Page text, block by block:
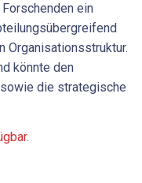
ein
Organisationsstruktur.
könnte den
die strategische
.